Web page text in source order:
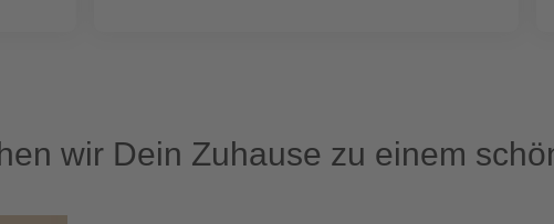
wir Dein Zuhause zu einem